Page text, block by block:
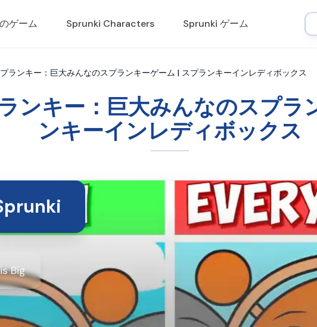
ゲーム Sprunki Characters Sprunki ゲーム
ランキー：巨大みんなのスプランキーゲーム | スプランキーインレディボックス
ンキー：巨大みんなのスプラ
ンキーインレディボックス
Big